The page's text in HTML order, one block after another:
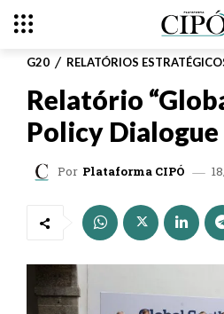
G20 RELATÓRIOS
Relatório
Policy Dialogue
Por Plataforma CIPÓ